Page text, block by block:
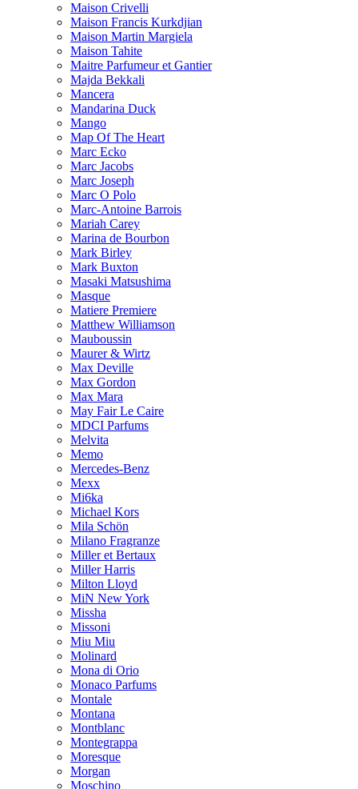
Maison Crivelli
Maison Francis Kurkdjian
Maison Martin Margiela
Maison Tahite
Maitre Parfumeur et Gantier
Majda Bekkali
Mancera
Mandarina Duck
Mango
Map Of The Heart
Marc Ecko
Marc Jacobs
Marc Joseph
Marc O Polo
Marc-Antoine Barrois
Mariah Carey
Marina de Bourbon
Mark Birley
Mark Buxton
Masaki Matsushima
Masque
Matiere Premiere
Matthew Williamson
Mauboussin
Maurer & Wirtz
Max Deville
Max Gordon
Max Mara
May Fair Le Caire
MDCI Parfums
Melvita
Memo
Mercedes-Benz
Mexx
Mi6ka
Michael Kors
Mila Schön
Milano Fragranze
Miller et Bertaux
Miller Harris
Milton Lloyd
MiN New York
Missha
Missoni
Miu Miu
Molinard
Mona di Orio
Monaco Parfums
Montale
Montana
Montblanc
Montegrappa
Moresque
Morgan
Moschino